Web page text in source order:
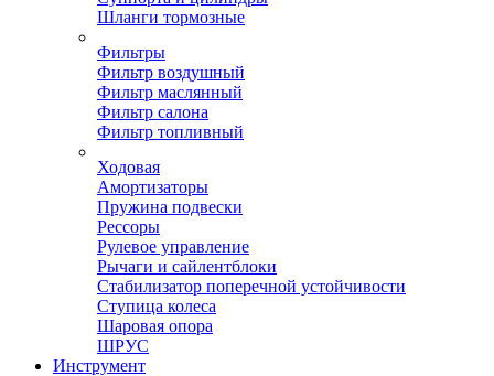
Шланги тормозные
Фильтры
Фильтр воздушный
Фильтр маслянный
Фильтр салона
Фильтр топливный
Ходовая
Амортизаторы
Пружина подвески
Рессоры
Рулевое управление
Рычаги и сайлентблоки
Стабилизатор поперечной устойчивости
Ступица колеса
Шаровая опора
ШРУС
Инструмент